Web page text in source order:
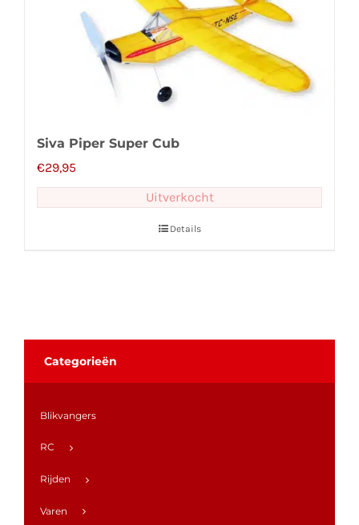
Siva Piper Super Cub
€29,95
Uitverkocht
Details
Categorieën
Blikvangers
RC
Rijden
Varen